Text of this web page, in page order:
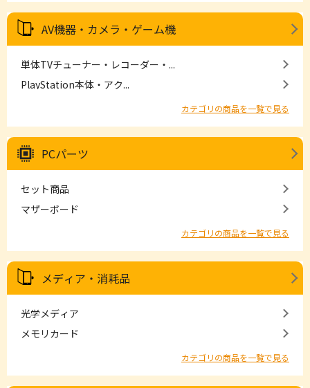
AV機器・カメラ・ゲーム機
単体TVチューナー・レコーダー・...
PlayStation本体・アク...
カテゴリの商品を一覧で見る
PCパーツ
セット商品
マザーボード
カテゴリの商品を一覧で見る
メディア・消耗品
光学メディア
メモリカード
カテゴリの商品を一覧で見る